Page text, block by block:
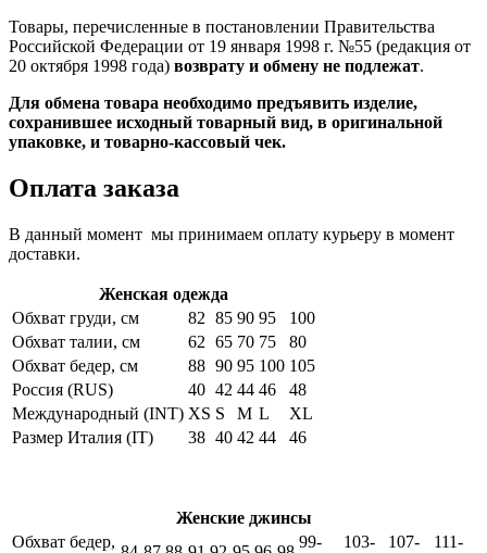
Товары, перечисленные в постановлении Правительства
Российской Федерации от 19 января 1998 г. №55 (редакция от
20 октября 1998 года) возврату и обмену не подлежат.
Для обмена товара необходимо предъявить изделие,
сохранившее исходный товарный вид, в оригинальной
упаковке, и товарно-кассовый чек.
Оплата заказа
В данный момент мы принимаем оплату курьеру в момент
доставки.
Женская одежда
Обхват груди, см
82 85 90 95
100
Обхват талии, см
62 65 70 75
80
Обхват бедер, см
88 90 95 100 105
Россия (RUS)
40 42 44 46
48
Международный (INT) XS S M L
XL
Размер Италия (IT)
38 40 42 44 46
Женские джинсы
Обхват бедер,
99-
103-
107-
111-